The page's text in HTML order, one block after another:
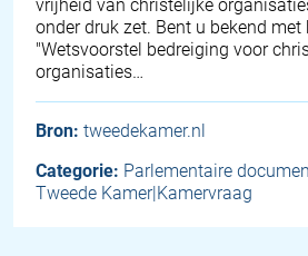
vrijheid van christelijke
onder druk zet. Bent u bekend met
"Wetsvoorstel bedreiging voor
organisaties…
Bron: tweedekamer.nl
Categorie: Parlementaire
Tweede Kamer|Kamervraag